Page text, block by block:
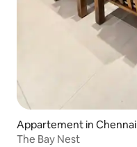
Appartement in Chennai
The Bay Nest